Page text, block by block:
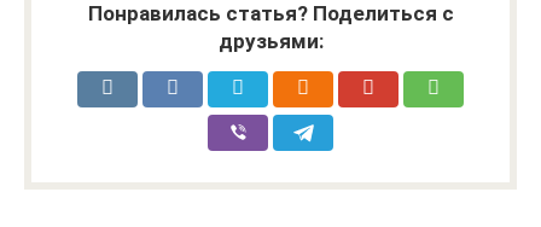
Понравилась статья? Поделиться с
друзьями: